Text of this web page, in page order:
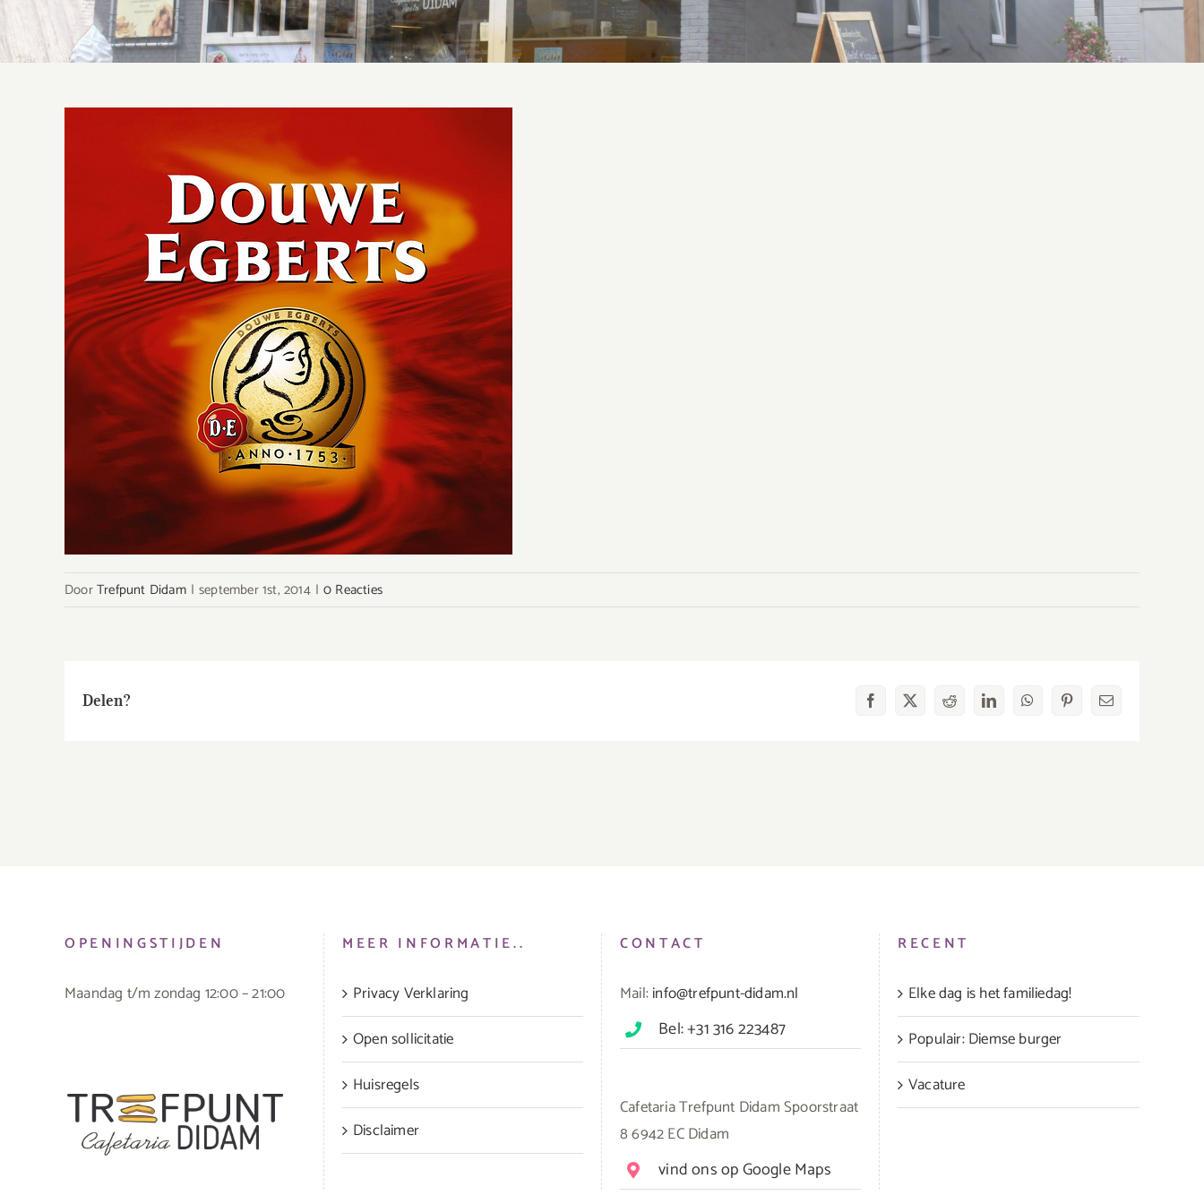
DoorTrefpunt Didam | september 1st, 2014 | 0 Reacties
Delen? Facebook
X RedditLinkedInWhatsAppPinterest
E-
OPENINGSTIJDEN
Maandag t/m zondag 12:00 – 21:00
MEER INFORMATIE..
Privacy Verklaring
Open sollicitatie
Huisregels
Disclaimer
CONTACT
Mail:info@trefpunt-didam.nl
Bel: +31 316 223487
Cafetaria Trefpunt Didam Spoorstraat
8 6942 EC Didam
vind ons op Google Maps
RECENT
Elke dag is het familiedag!
Populair: Diemse burger
Vacature